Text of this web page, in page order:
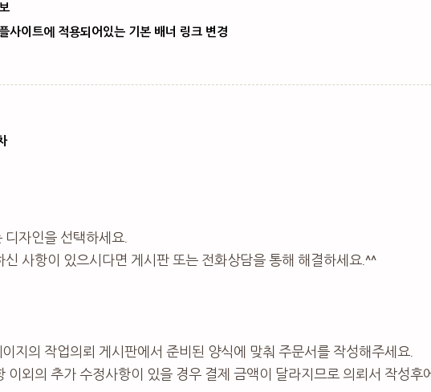
사이트에 적용되어있는 기본 배너 링크 변경
디자인을 선택하세요.
신 사항이 있으시다면 게시판 또는 전화상담을 통해 해결하세요.^^
지의 작업의뢰 게시판에서 준비된 양식에 맞춰 주문서를 작성해주세요.
이외의 추가 수정사항이 있을 경우 결제 금액이 달라지므로 의뢰서 작성후